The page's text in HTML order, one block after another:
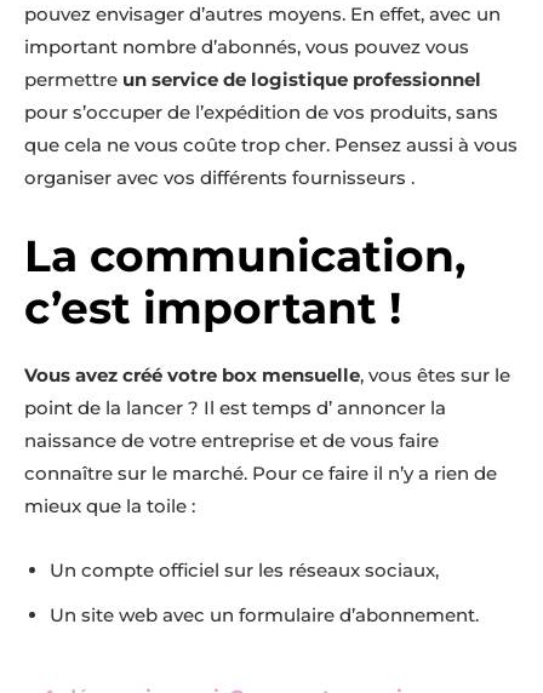
pouvez envisager d’autres moyens. En effet, avec un
important nombre d’abonnés, vous pouvez vous
permettre un service de logistique professionnel
pour s’occuper de l’expédition de vos produits, sans
que cela ne vous coûte trop cher. Pensez aussi à vous
organiser avec vos différents fournisseurs .
La communication,
c’est important !
Vous avez créé votre box mensuelle, vous êtes sur le
point de la lancer ? Il est temps d’ annoncer la
naissance de votre entreprise et de vous faire
connaître sur le marché. Pour ce faire il n’y a rien de
mieux que la toile :
Un compte officiel sur les réseaux sociaux,
Un site web avec un formulaire d’abonnement.